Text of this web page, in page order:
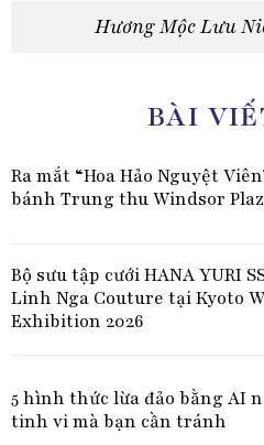
Hương Mộc Lưu
BÀI
Ra mắt “Hoa Hảo Nguyệt
bánh Trung thu Windsor
Bộ sưu tập cưới HANA YURI
Linh Nga Couture tại Kyoto
Exhibition 2026
5 hình thức lừa đảo bằng AI
tinh vi mà bạn cần tránh